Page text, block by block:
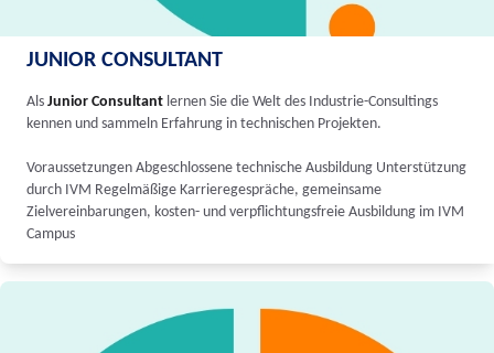
JUNIOR CONSULTANT
Als Junior Consultant lernen Sie die Welt des Industrie-Consultings
kennen und sammeln Erfahrung in technischen Projekten.
Voraussetzungen Abgeschlossene technische Ausbildung Unterstützung
durch IVM Regelmäßige Karrieregespräche, gemeinsame
Zielvereinbarungen, kosten- und verpflichtungsfreie Ausbildung im IVM
Campus